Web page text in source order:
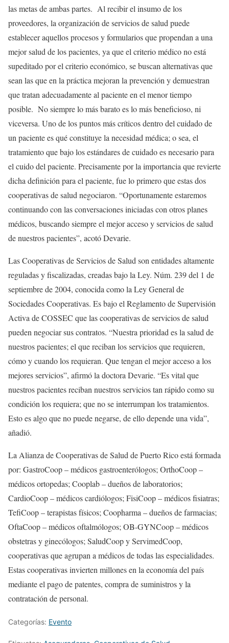
las metas de ambas partes. Al recibir el insumo de los
proveedores, la organización de servicios de salud puede
establecer aquellos procesos y formularios que propendan a una
mejor salud de los pacientes, ya que el criterio médico no está
supeditado por el criterio económico, se buscan alternativas que
sean las que en la práctica mejoran la prevención y demuestran
que tratan adecuadamente al paciente en el menor tiempo
posible. No siempre lo más barato es lo más beneficioso, ni
viceversa. Uno de los puntos más críticos dentro del cuidado de
un paciente es qué constituye la necesidad médica; o sea, el
tratamiento que bajo los estándares de cuidado es necesario para
el cuido del paciente. Precisamente por la importancia que revierte
dicha definición para el paciente, fue lo primero que estas dos
cooperativas de salud negociaron. “Oportunamente estaremos
continuando con las conversaciones iniciadas con otros planes
médicos, buscando siempre el mejor acceso y servicios de salud
de nuestros pacientes”, acotó Devarie.
Las Cooperativas de Servicios de Salud son entidades altamente
reguladas y fiscalizadas, creadas bajo la Ley. Núm. 239 del 1 de
septiembre de 2004, conocida como la Ley General de
Sociedades Cooperativas. Es bajo el Reglamento de Supervisión
Activa de COSSEC que las cooperativas de servicios de salud
pueden negociar sus contratos. “Nuestra prioridad es la salud de
nuestros pacientes; el que reciban los servicios que requieren,
cómo y cuando los requieran. Que tengan el mejor acceso a los
mejores servicios”, afirmó la doctora Devarie. “Es vital que
nuestros pacientes reciban nuestros servicios tan rápido como su
condición los requiera; que no se interrumpan los tratamientos.
Esto es algo que no puede negarse, de ello depende una vida”,
añadió.
La Alianza de Cooperativas de Salud de Puerto Rico está formada
por: GastroCoop – médicos gastroenterólogos; OrthoCoop –
médicos ortopedas; Cooplab – dueños de laboratorios;
CardioCoop – médicos cardiólogos; FisiCoop – médicos fisiatras;
TefiCoop – terapistas físicos; Coopharma – dueños de farmacias;
OftaCoop – médicos oftalmólogos; OB-GYNCoop – médicos
obstetras y ginecólogos; SaludCoop y ServimedCoop,
cooperativas que agrupan a médicos de todas las especialidades.
Estas cooperativas invierten millones en la economía del país
mediante el pago de patentes, compra de suministros y la
contratación de personal.
Categorías: Evento